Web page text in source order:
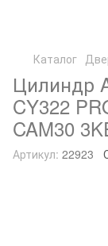
Каталог
Цилиндр
CY322
CAM30
Артикул: 22923